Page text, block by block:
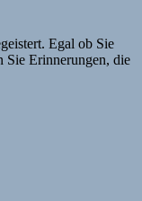
Egal ob Sie
Sie Erinnerungen, die